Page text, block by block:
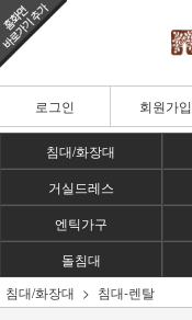
로그인 회원가입
침대/화장대
거실드레스
엔틱가구
돌침대
침대/화장대
침대-렌탈